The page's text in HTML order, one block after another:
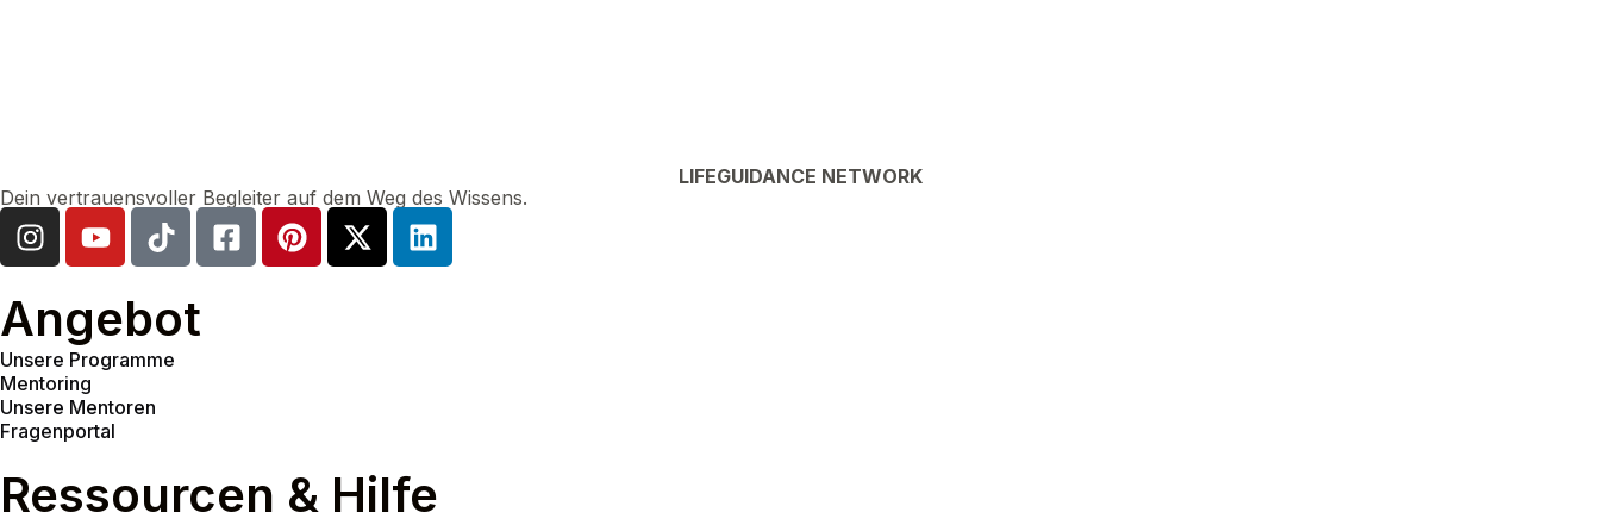
LIFEGUIDANCE NETWORK
Dein vertrauensvoller Begleiter auf dem Weg des Wissens.
Angebot
Unsere Programme
Mentoring
Unsere Mentoren
Fragenportal
Ressourcen & Hilfe